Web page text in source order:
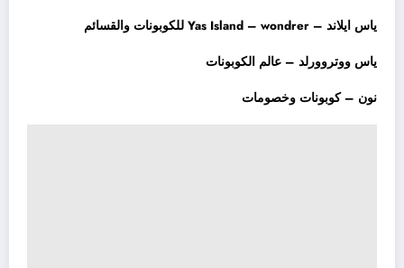
ياس ايلاند – Yas Island – wondrer للكوبونات والقسائم
ياس ووتروورلد – عالم الكوبونات
نون – كوبونات وخصومات